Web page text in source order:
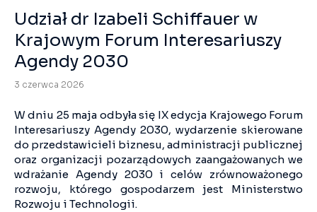
Udział dr Izabeli Schiffauer w
Krajowym Forum Interesariuszy
Agendy 2030
3 czerwca 2026
W dniu 25 maja odbyła się IX edycja Krajowego Forum
Interesariuszy Agendy 2030, wydarzenie skierowane
do przedstawicieli biznesu, administracji publicznej
oraz organizacji pozarządowych zaangażowanych we
wdrażanie Agendy 2030 i celów zrównoważonego
rozwoju, którego gospodarzem jest Ministerstwo
Rozwoju i Technologii.